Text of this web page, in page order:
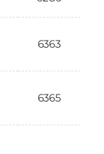
6363
6365